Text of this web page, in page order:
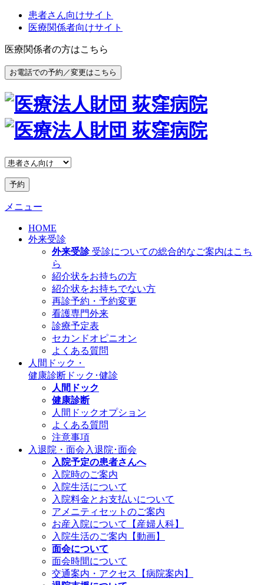
患者さん向けサイト
医療関係者向けサイト
医療関係者の方はこちら
お電話での予約／変更はこちら
予約
メニュー
HOME
外来受診
外来受診 受診についての総合的なご案内はこち
ら
紹介状をお持ちの方
紹介状をお持ちでない方
再診予約・予約変更
看護専門外来
診療予定表
セカンドオピニオン
よくある質問
人間ドック・
健康診断 ドック･健診
人間ドック
健康診断
人間ドックオプション
よくある質問
注意事項
入退院・面会 入退院･面会
入院予定の患者さんへ
入院時のご案内
入院生活について
入院料金とお支払いについて
アメニティセットのご案内
お産入院について【産婦人科】
入院生活のご案内【動画】
面会について
面会時間について
交通案内・アクセス【病院案内】